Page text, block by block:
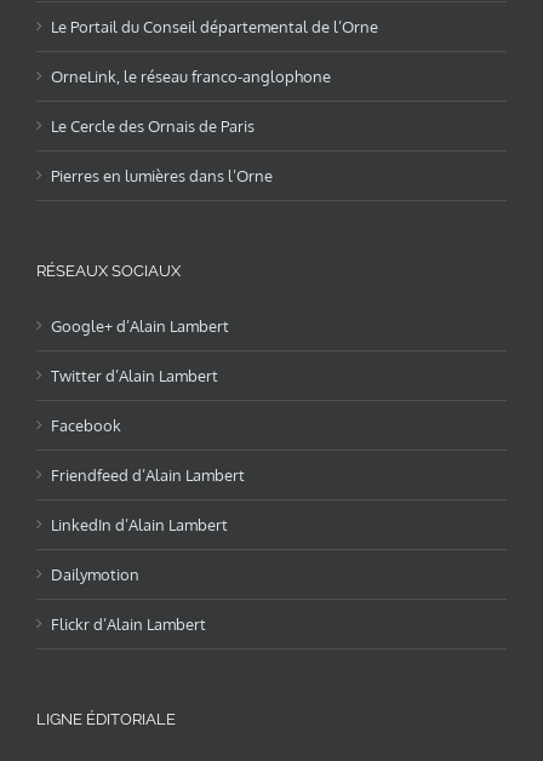
Le Portail du Conseil départemental de l’Orne
OrneLink, le réseau franco-anglophone
Le Cercle des Ornais de Paris
Pierres en lumières dans l’Orne
RÉSEAUX SOCIAUX
Google+ d’Alain Lambert
Twitter d’Alain Lambert
Facebook
Friendfeed d’Alain Lambert
LinkedIn d’Alain Lambert
Dailymotion
Flickr d’Alain Lambert
LIGNE ÉDITORIALE